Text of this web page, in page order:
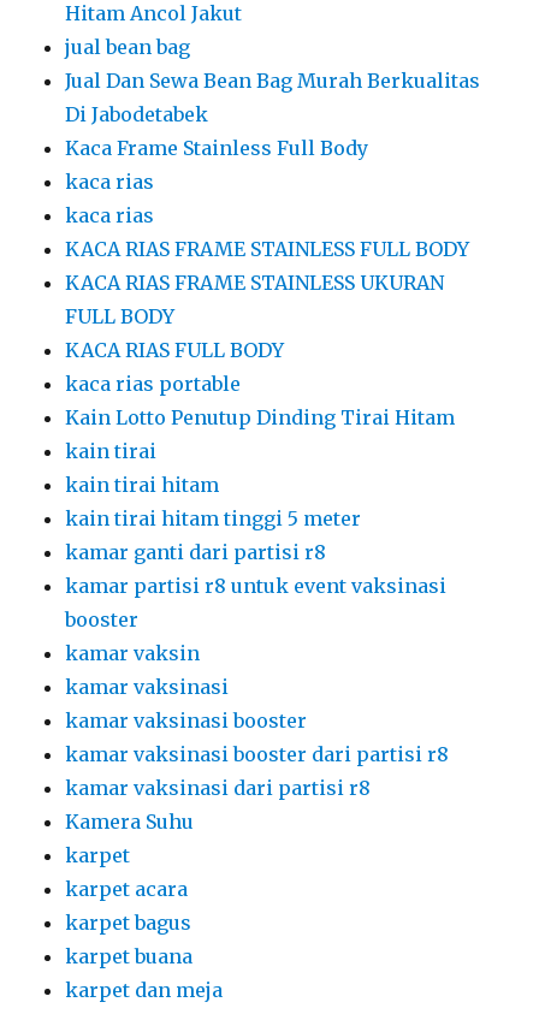
Hitam Ancol Jakut
jual bean bag
Jual Dan Sewa Bean Bag Murah Berkualitas
Di Jabodetabek
Kaca Frame Stainless Full Body
kaca rias
kaca rias
KACA RIAS FRAME STAINLESS FULL BODY
KACA RIAS FRAME STAINLESS UKURAN
FULL BODY
KACA RIAS FULL BODY
kaca rias portable
Kain Lotto Penutup Dinding Tirai Hitam
kain tirai
kain tirai hitam
kain tirai hitam tinggi 5 meter
kamar ganti dari partisi r8
kamar partisi r8 untuk event vaksinasi
booster
kamar vaksin
kamar vaksinasi
kamar vaksinasi booster
kamar vaksinasi booster dari partisi r8
kamar vaksinasi dari partisi r8
Kamera Suhu
karpet
karpet acara
karpet bagus
karpet buana
karpet dan meja